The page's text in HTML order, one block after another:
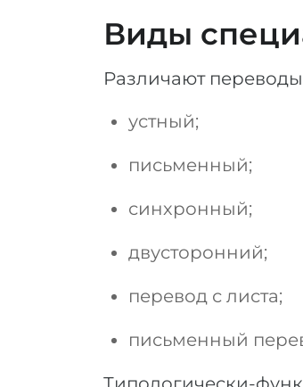
Виды
Различают
устный;
письменный;
синхронный;
двусторонний;
перевод с листа;
письменный